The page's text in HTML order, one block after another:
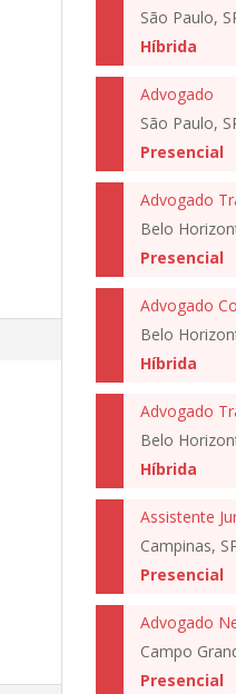
São Paulo,
Híbrida
Advogado
São Paulo,
Presencial
Advogado
Belo
Presencial
Advogado
Belo
Híbrida
Advogado
Belo
Híbrida
Assistente
Campinas,
Presencial
Advogado
Campo
Presencial